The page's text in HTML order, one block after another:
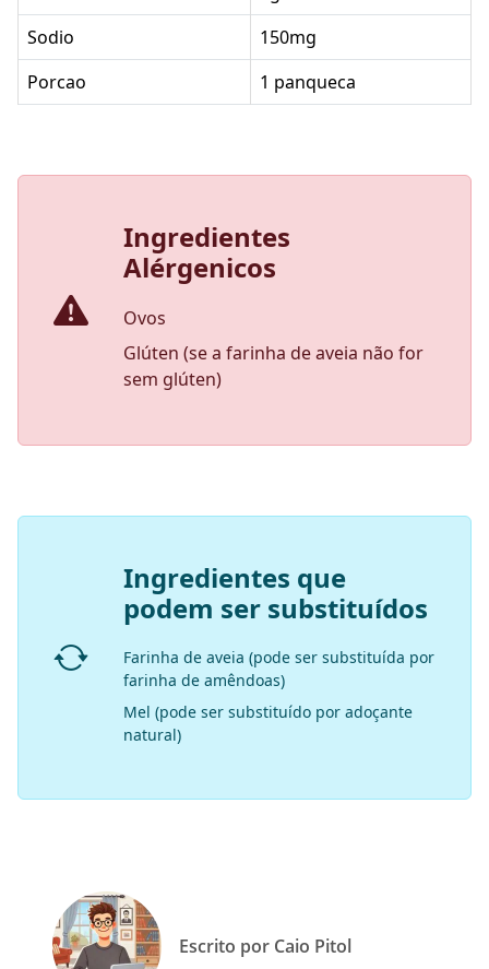
Sodio
150mg
Porcao
1 panqueca
Ingredientes
Alérgenicos
Ovos
Glúten (se a farinha de aveia não for
sem glúten)
Ingredientes que
podem ser substituídos
Farinha de aveia (pode ser substituída por
farinha de amêndoas)
Mel (pode ser substituído por adoçante
natural)
Escrito por Caio Pitol